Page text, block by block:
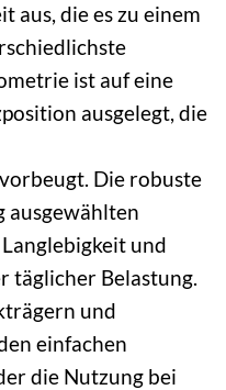
aus, die es zu einem
ist auf eine
ausgelegt, die
Die robuste
ausgewählten
und
täglicher Belastung.
und
einfachen
die Nutzung bei